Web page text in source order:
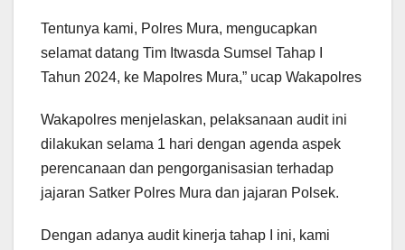
Tentunya kami, Polres Mura, mengucapkan
selamat datang Tim Itwasda Sumsel Tahap I
Tahun 2024, ke Mapolres Mura,” ucap Wakapolres
Wakapolres menjelaskan, pelaksanaan audit ini
dilakukan selama 1 hari dengan agenda aspek
perencanaan dan pengorganisasian terhadap
jajaran Satker Polres Mura dan jajaran Polsek.
Dengan adanya audit kinerja tahap I ini, kami